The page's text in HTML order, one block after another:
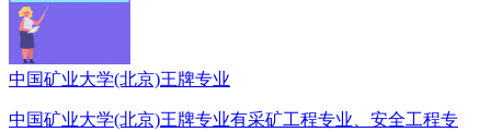
中国矿业大学(北京)王牌专业
中国矿业大学(北京)王牌专业有采矿工程专业、安全工程专